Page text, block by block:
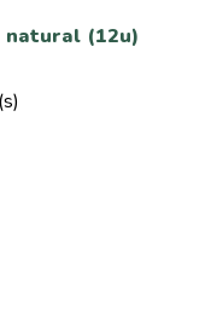
natural (12u)